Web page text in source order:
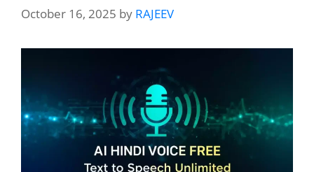
October 16, 2025 by RAJEEV